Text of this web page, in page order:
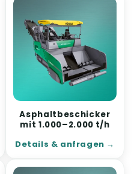
Asphaltbeschicker
mit 1.000–2.000 t/h
Details & anfragen